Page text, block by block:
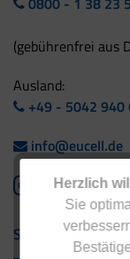
Herzlich
Sie
(gebührenfrei aus
Ausland:
+49 - 5042 940
info@eucell.de
Service & Versand